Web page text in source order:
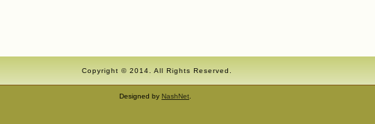
Copyright © 2014. All Rights Reserved.
Designed by NashNet